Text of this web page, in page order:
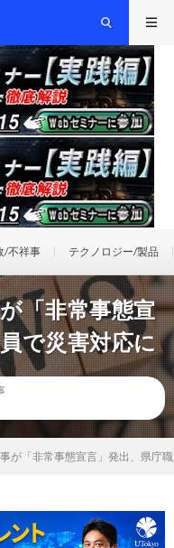
/不祥事 テクノロジー/製品
「非常事態宣
で災害対応に
事が「非常事態宣言」発出、県庁